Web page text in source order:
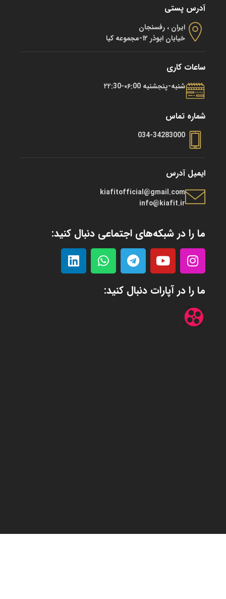
آدرس پستی
ایران ، رفسنجان
خیابان ابوذر ۱۲-مجموعه کیا
ساعات کاری
شنبه-پنجشنبه ۰۶:00-۲۲:30
شماره تماس
034-34283000
ایمیل آدرس
kiafitofficial@gmail.com
info@kiafit.ir
ما را در شبکه‌های اجتماعی دنبال کنید:
ما را در آپارات دنبال کنید: